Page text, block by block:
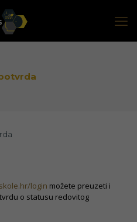
login možete preuzeti i
o statusu redovitog